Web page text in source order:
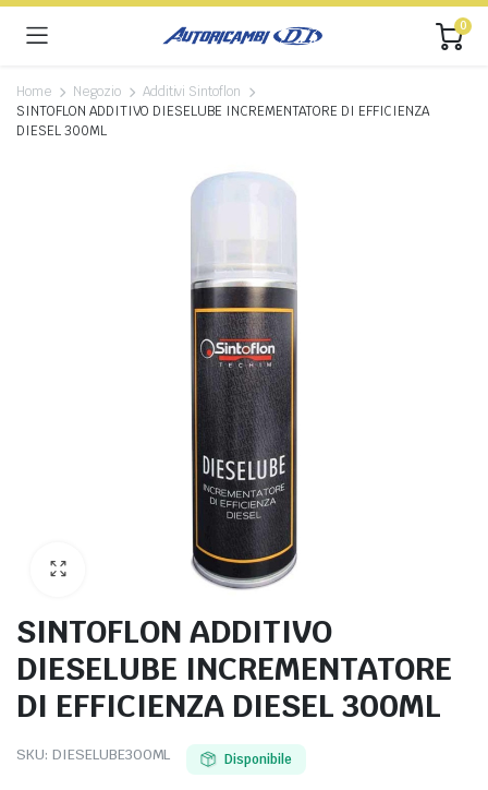
0
Home Negozio
Additivi Sintoflon
SINTOFLON ADDITIVO DIESELUBE INCREMENTATORE DI EFFICIENZA
DIESEL 300ML
SINTOFLON ADDITIVO
DIESELUBE INCREMENTATORE
DI EFFICIENZA DIESEL 300ML
SKU: DIESELUBE300ML Disponibile